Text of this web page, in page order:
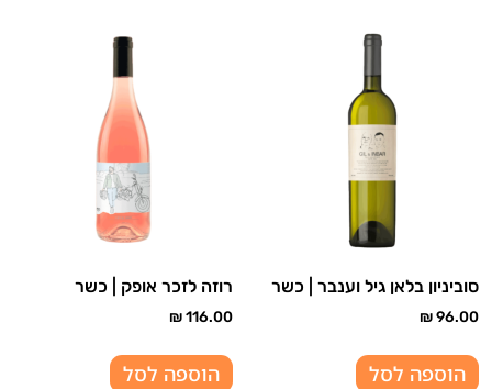
סוביניון בלאן גיל וענבר | כשר
₪96.00
הוספה לסל
רוזה לזכר אופק | כשר
₪116.00
הוספה לסל